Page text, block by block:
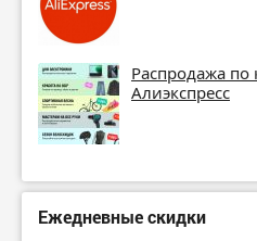
Распродажа по
Алиэкспресс
Ежедневные скидки